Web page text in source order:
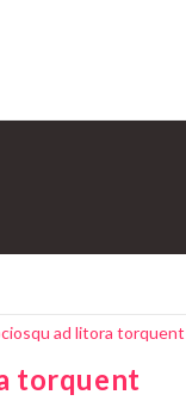
torquent